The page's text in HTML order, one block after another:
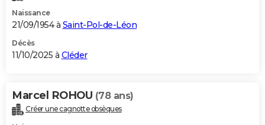
Naissance
21/09/1954 à Saint-Pol-de-Léon
Décès
11/10/2025 à Cléder
Marcel ROHOU (78 ans)
Créer une cagnotte obsèques